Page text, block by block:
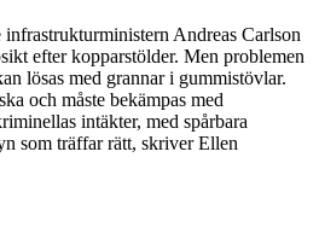
Andreas Carlson
efter kopparstölder. Men problemen
lösas med grannar i gummistövlar.
och måste bekämpas med
intäkter, med spårbara
som träffar rätt, skriver Ellen